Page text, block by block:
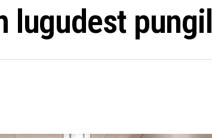
lugudest pungil